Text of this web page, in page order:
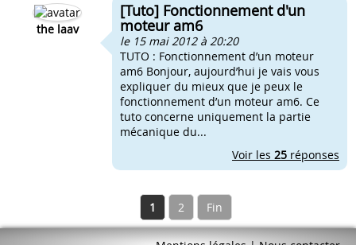
the laav
[Tuto] Fonctionnement d'un
moteur am6
le 15 mai 2012 à 20:20
TUTO : Fonctionnement d’un moteur
am6 Bonjour, aujourd’hui je vais vous
expliquer du mieux que je peux le
fonctionnement d’un moteur am6. Ce
tuto concerne uniquement la partie
mécanique du...
Voir les 25 réponses
1 2 Fin